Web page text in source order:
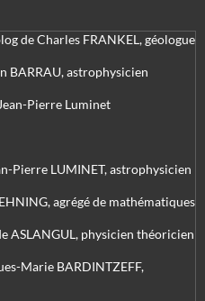
de Charles FRANKEL, géologue
BARRAU, astrophysicien
Pierre Luminet
Pierre LUMINET, astrophysicien
agrégé de mathématiques
ASLANGUL, physicien théoricien
Marie BARDINTZEFF,